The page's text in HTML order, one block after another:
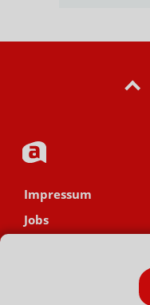
Impressum
Jobs